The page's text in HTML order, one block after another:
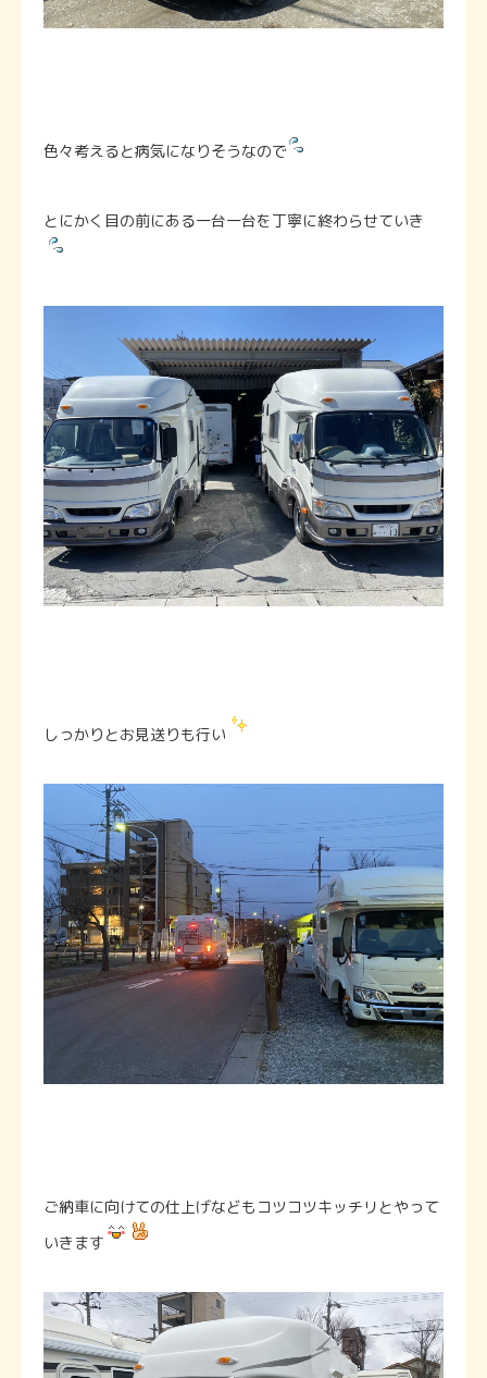
色々考えると病気になりそうなので
とにかく目の前にある一台一台を丁寧に終わらせていき
しっかりとお見送りも行い
ご納車に向けての仕上げなどもコツコツキッチリとやって
いきます